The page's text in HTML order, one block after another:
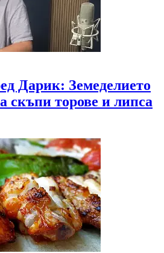
Дарик: Земеделието
скъпи торове и липса